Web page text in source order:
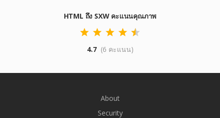
HTML ถึง SXW คะแนนคุณภาพ
4.7 (6 คะแนน)
About
Security